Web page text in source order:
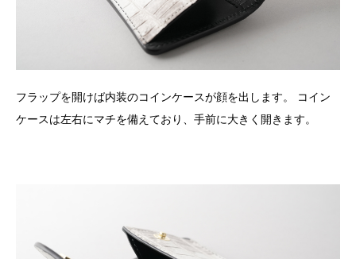
フラップを開けば内装のコインケースが顔を出します。 コイン
ケースは左右にマチを備えており、手前に大きく開きます。